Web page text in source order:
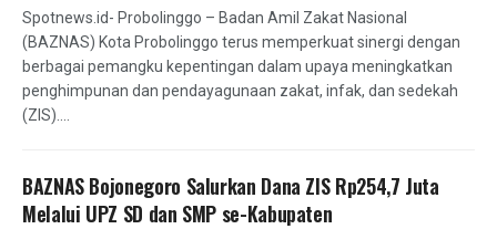
Spotnews.id- Probolinggo – Badan Amil Zakat Nasional
(BAZNAS) Kota Probolinggo terus memperkuat sinergi dengan
berbagai pemangku kepentingan dalam upaya meningkatkan
penghimpunan dan pendayagunaan zakat, infak, dan sedekah
(ZIS)....
BAZNAS Bojonegoro Salurkan Dana ZIS Rp254,7 Juta
Melalui UPZ SD dan SMP se-Kabupaten